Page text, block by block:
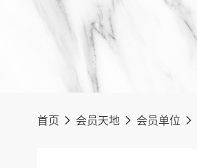
首页 会员天地 会员单位